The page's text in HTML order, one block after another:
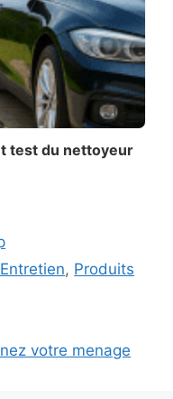
test du nettoyeur
, Produits
votre menage